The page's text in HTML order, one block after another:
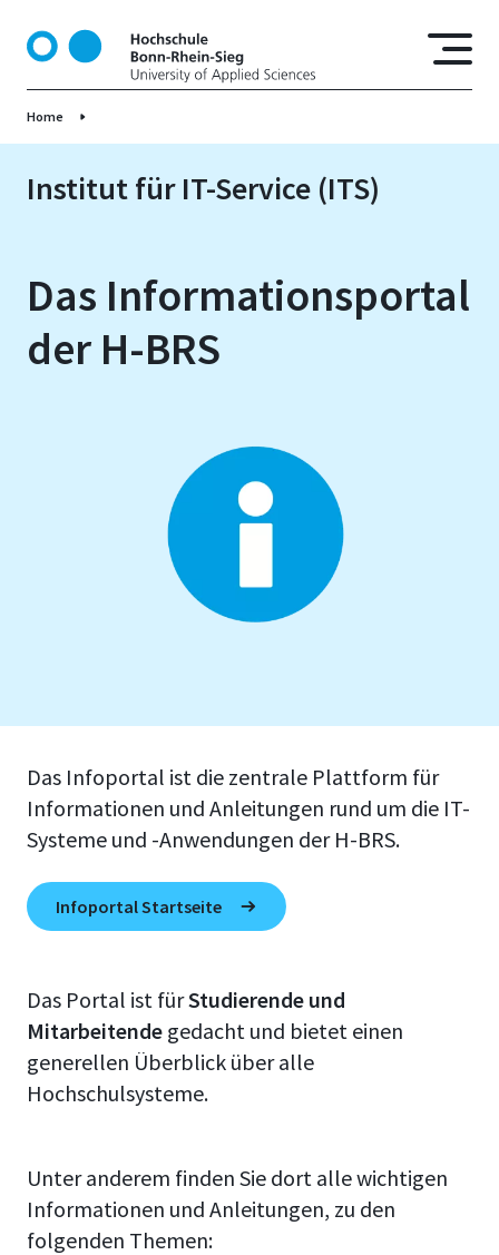
t
Home
Institut für IT-Service (ITS)
Das Informationsportal
der H-BRS
Das Infoportal ist die zentrale Plattform für
Informationen und Anleitungen rund um die IT-
Systeme und -Anwendungen der H-BRS.
Infoportal Startseite
Das Portal ist fürStudierende und
Mitarbeitende gedacht und bietet einen
generellen Überblick über alle
Hochschulsysteme.
Unter anderem finden Sie dort alle wichtigen
Informationen und Anleitungen, zu den
folgenden Themen: